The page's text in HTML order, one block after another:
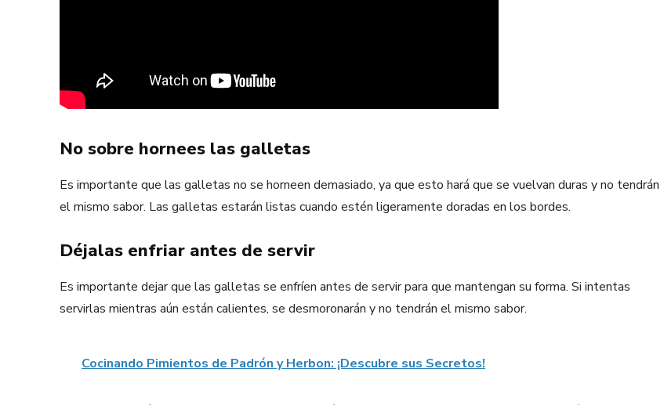
No sobre hornees las galletas
Es importante que las galletas no se horneen demasiado, ya que esto hará que se vuelvan duras y no tendrán
el mismo sabor. Las galletas estarán listas cuando estén ligeramente doradas en los bordes.
Déjalas enfriar antes de servir
Es importante dejar que las galletas se enfríen antes de servir para que mantengan su forma. Si intentas
servirlas mientras aún están calientes, se desmoronarán y no tendrán el mismo sabor.
Cocinando Pimientos de Padrón y Herbon: ¡Descubre sus Secretos!